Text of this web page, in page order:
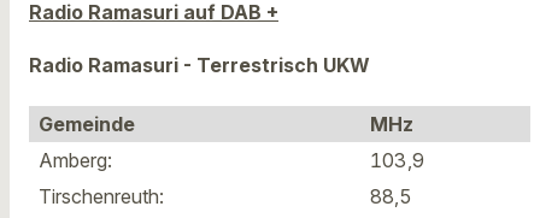
Radio Ramasuri auf DAB +
Radio Ramasuri - Terrestrisch UKW
Gemeinde
MHz
Amberg:
103,9
Tirschenreuth:
88,5